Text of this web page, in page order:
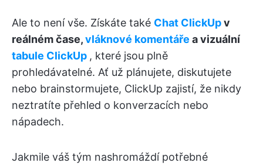
Ale to není vše. Získáte také Chat ClickUpv
reálném čase,vláknové komentáře a vizuální
tabule ClickUp , které jsou plně
prohledávatelné. Ať už plánujete, diskutujete
nebo brainstormujete, ClickUp zajistí, že nikdy
neztratíte přehled o konverzacích nebo
nápadech.
Jakmile váš tým nashromáždí potřebné